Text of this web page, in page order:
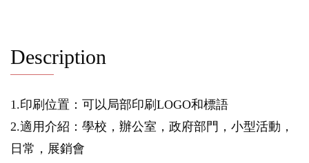
Description
1.印刷位置：可以局部印刷LOGO和標語
2.適用介紹：學校，辦公室，政府部門，小型活動，
日常，展銷會